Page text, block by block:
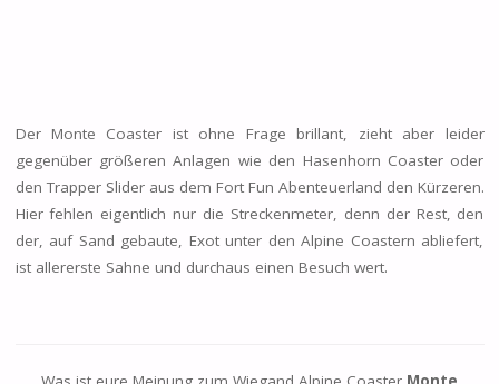
Der Monte Coaster ist ohne Frage brillant, zieht aber leider
gegenüber größeren Anlagen wie den Hasenhorn Coaster oder
den Trapper Slider aus dem Fort Fun Abenteuerland den Kürzeren.
Hier fehlen eigentlich nur die Streckenmeter, denn der Rest, den
der, auf Sand gebaute, Exot unter den Alpine Coastern abliefert,
ist allererste Sahne und durchaus einen Besuch wert.